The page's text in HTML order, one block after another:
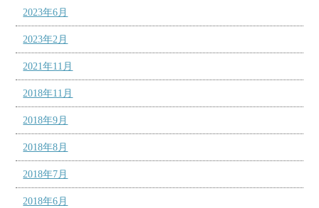
2023年6月
2023年2月
2021年11月
2018年11月
2018年9月
2018年8月
2018年7月
2018年6月